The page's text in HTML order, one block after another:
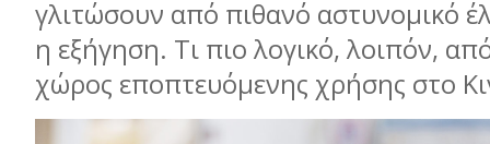
γλιτώσουν από πιθανό αστυνομικό
η εξήγηση. Τι πιο λογικό, λοιπόν,
χώρος εποπτευόμενης χρήσης στο